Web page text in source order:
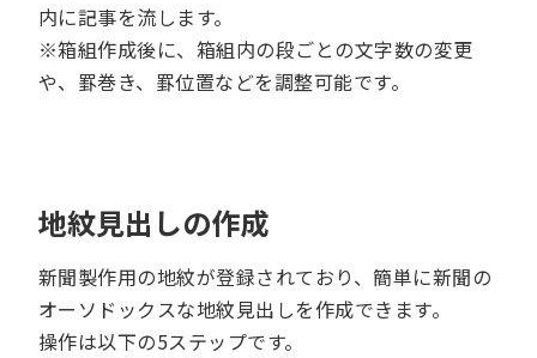
内に記事を流します。
※箱組作成後に、箱組内の段ごとの文字数の変更
や、罫巻き、罫位置などを調整可能です。
地紋見出しの作成
新聞製作用の地紋が登録されており、簡単に新聞の
オーソドックスな地紋見出しを作成できます。
操作は以下の5ステップです。